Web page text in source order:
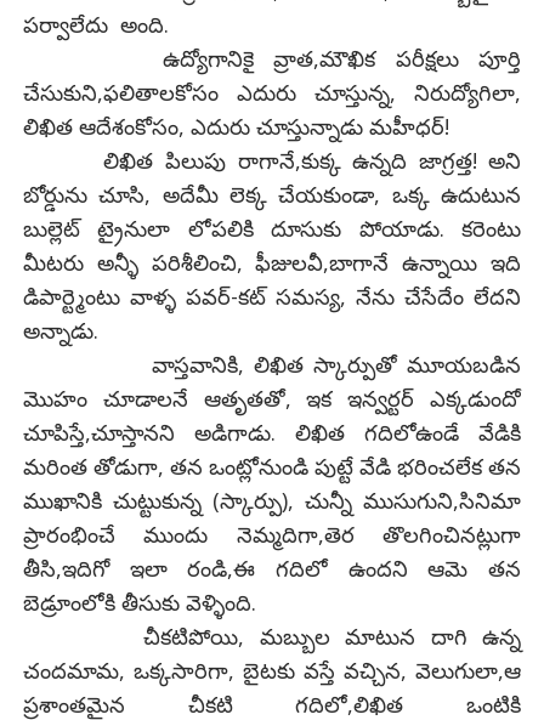
పర్వాలేదు అంది.
ఉద్యోగానికై వ్రాత,మౌఖిక పరీక్షలు పూర్తి
చేసుకుని,ఫలితాలకోసం ఎదురు చూస్తున్న, నిరుద్యోగిలా,
లిఖిత ఆదేశంకోసం, ఎదురు చూస్తున్నాడు మహీధర్!
లిఖిత పిలుపు రాగానే,కుక్క ఉన్నది జాగ్రత్త! అని
బోర్డును చూసి, అదేమీ లెక్క చేయకుండా, ఒక్క ఉదుటున
బుల్లెట్ ట్రైనులా లోపలికి దూసుకు పోయాడు. కరెంటు
మీటరు అన్ళీ పరిశీలించి, ఫీజులవీ,బాగానే ఉన్నాయి ఇది
డిపార్ట్మెంటు వాళ్ళ పవర్-కట్ సమస్య, నేను చేసేదేం లేదని
అన్నాడు.
వాస్తవానికి, లిఖిత స్కార్పుతో మూయబడిన
మొహం చూడాలనే ఆతృతతో, ఇక ఇన్వర్టర్ ఎక్కడుందో
చూపిస్తే,చూస్తానని అడిగాడు. లిఖిత గదిలోఉండే వేడికి
మరింత తోడుగా, తన ఒంట్లోనుండి పుట్టే వేడి భరించలేక తన
ముఖానికి చుట్టుకున్న (స్కార్పు), చున్నీ ముసుగుని,సినిమా
ప్రారంభించే ముందు నెమ్మదిగా,తెర తొలగించినట్లుగా
తీసి,ఇదిగో ఇలా రండి,ఈ గదిలో ఉందని ఆమె తన
బెడ్రూంలోకి తీసుకు వెళ్ళింది.
చీకటిపోయి, మబ్బుల మాటున దాగి ఉన్న
చందమామ, ఒక్కసారిగా, బైటకు వస్తే వచ్చిన, వెలుగులా,ఆ
ప్రశాంతమైన చీకటి గదిలో,లిఖిత ఒంటికి